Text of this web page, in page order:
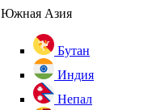
Южная Азия
Бутан
Индия
Непал